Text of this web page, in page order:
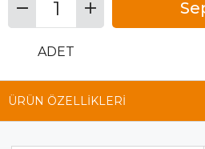
ADET
ÜRÜN ÖZELLIKLERI